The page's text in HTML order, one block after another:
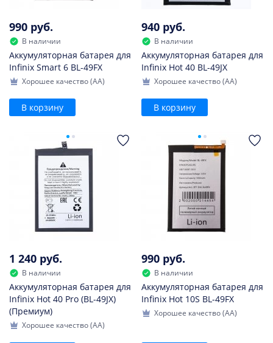
990 руб.
В наличии
Аккумуляторная батарея для
Infinix Smart 6 BL-49FX
Хорошее качество (AA)
В корзину
940 руб.
В наличии
Аккумуляторная батарея для
Infinix Hot 40 BL-49JX
Хорошее качество (AA)
В корзину
1 240 руб.
В наличии
Аккумуляторная батарея для
Infinix Hot 40 Pro (BL-49JX)
(Премиум)
Хорошее качество (AA)
990 руб.
В наличии
Аккумуляторная батарея для
Infinix Hot 10S BL-49FX
Хорошее качество (AA)